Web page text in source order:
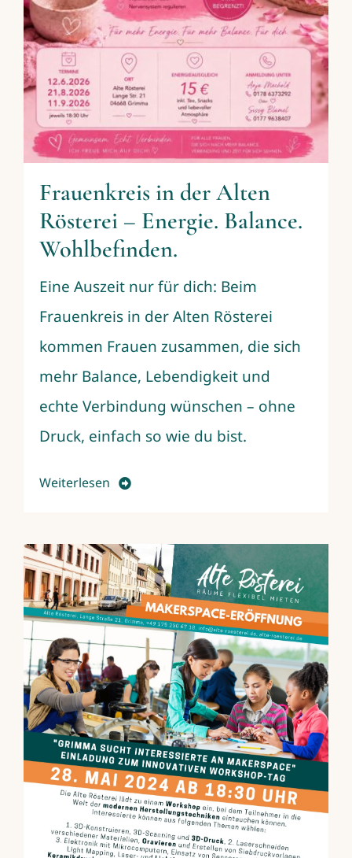
Frauenkreis in der Alten
Rösterei – Energie. Balance.
Wohlbefinden.
Eine Auszeit nur für dich: Beim
Frauenkreis in der Alten Rösterei
kommen Frauen zusammen, die sich
mehr Balance, Lebendigkeit und
echte Verbindung wünschen – ohne
Druck, einfach so wie du bist.
Weiterlesen